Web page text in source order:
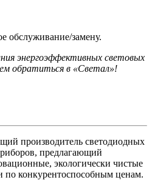
обслуживание/замену.
энергоэффективных световых
обратиться в «Светал»!
производитель светодиодных
предлагающий
экологически чистые
по конкурентоспособным ценам.